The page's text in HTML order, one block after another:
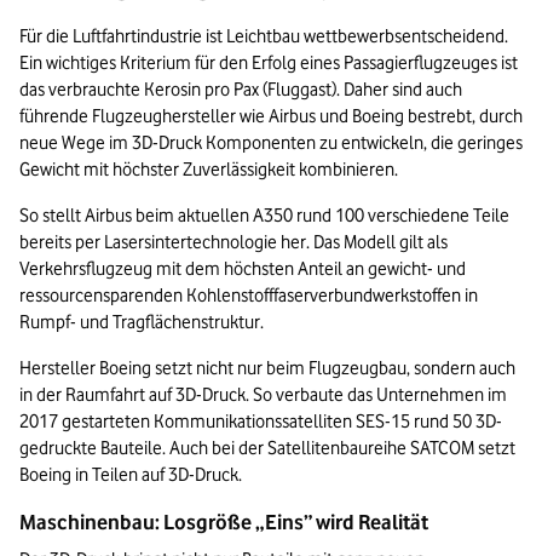
Für die Luftfahrtindustrie ist Leichtbau wettbewerbsentscheidend.
Ein wichtiges Kriterium für den Erfolg eines Passagierflugzeuges ist
das verbrauchte Kerosin pro Pax (Fluggast). Daher sind auch
führende Flugzeughersteller wie Airbus und Boeing bestrebt, durch
neue Wege im 3D-Druck Komponenten zu entwickeln, die geringes
Gewicht mit höchster Zuverlässigkeit kombinieren.
So stellt Airbus beim aktuellen A350 rund 100 verschiedene Teile
bereits per Lasersintertechnologie her. Das Modell gilt als
Verkehrsflugzeug mit dem höchsten Anteil an gewicht- und
ressourcensparenden Kohlenstofffaserverbundwerkstoffen in
Rumpf- und Tragflächenstruktur.
Hersteller Boeing setzt nicht nur beim Flugzeugbau, sondern auch
in der Raumfahrt auf 3D-Druck. So verbaute das Unternehmen im
2017 gestarteten Kommunikationssatelliten SES-15 rund 50 3D-
gedruckte Bauteile. Auch bei der Satellitenbaureihe SATCOM setzt
Boeing in Teilen auf 3D-Druck.
Maschinenbau: Losgröße „Eins” wird Realität